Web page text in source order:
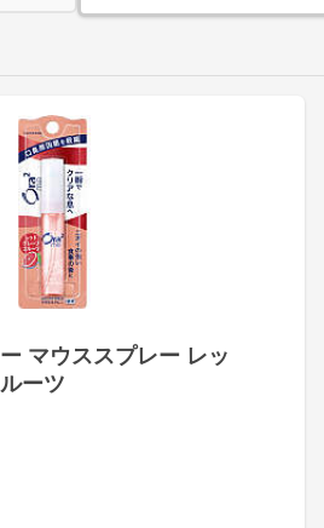
マウススプレー レッ
ーツ